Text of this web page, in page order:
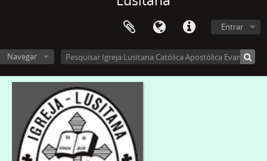
Entrar
Navegar